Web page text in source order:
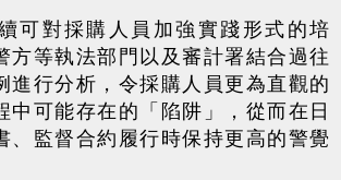
可對採購人員加強實踐形式的培
方等執法部門以及審計署結合過往
進行分析，令採購人員更為直觀的
中可能存在的「陷阱」，從而在日
、監督合約履行時保持更高的警覺